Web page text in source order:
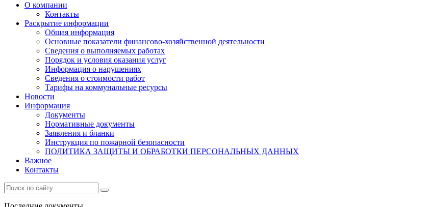
О компании
Контакты
Раскрытие информации
Общая информация
Основные показатели финансово-хозяйственной деятельности
Сведения о выполняемых работах
Порядок и условия оказания услуг
Информация о нарушениях
Сведения о стоимости работ
Тарифы на коммунальные ресурсы
Новости
Информация
Документы
Нормативные документы
Заявления и бланки
Инструкция по пожарной безопасности
ПОЛИТИКА ЗАЩИТЫ И ОБРАБОТКИ ПЕРСОНАЛЬНЫХ ДАННЫХ
Важное
Контакты